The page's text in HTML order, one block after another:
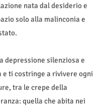
nata dal desiderio e
solo alla malinconia e
depressione silenziosa e
ti costringe a rivivere ogni
tra le crepe della
quella che abita nei